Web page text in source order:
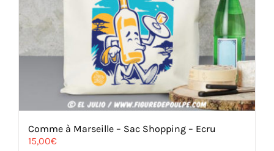
Comme à Marseille – Sac Shopping – Ecru
15,00€